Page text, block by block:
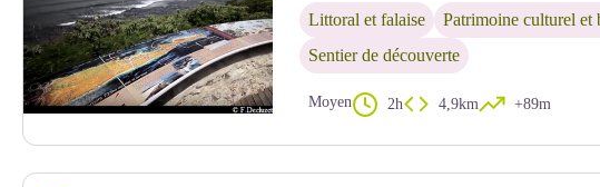
Littoral et falaise
Patrimoine culturel et
Sentier de découverte
Moyen 2h 4,9km +89m